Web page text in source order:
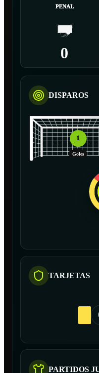
PENAL
0
DISPAROS
1
Goles
TARJETAS
PARTIDOS